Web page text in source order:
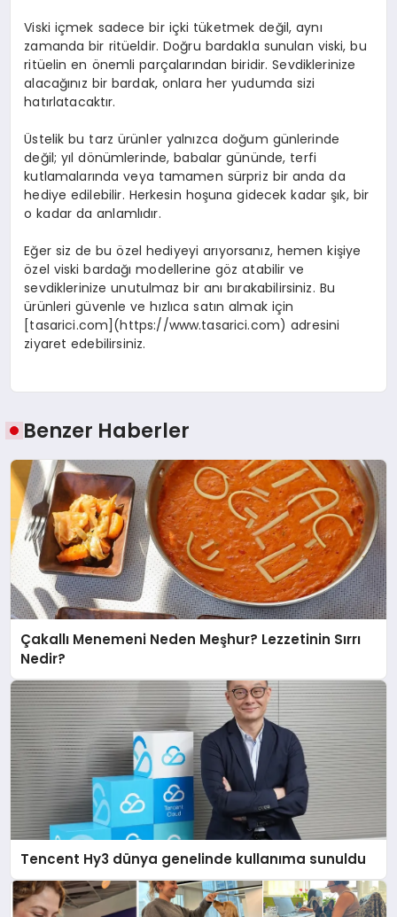
Viski içmek sadece bir içki tüketmek değil, aynı
zamanda bir ritüeldir. Doğru bardakla sunulan viski, bu
ritüelin en önemli parçalarından biridir. Sevdiklerinize
alacağınız bir bardak, onlara her yudumda sizi
hatırlatacaktır.
Üstelik bu tarz ürünler yalnızca doğum günlerinde
değil; yıl dönümlerinde, babalar gününde, terfi
kutlamalarında veya tamamen sürpriz bir anda da
hediye edilebilir. Herkesin hoşuna gidecek kadar şık, bir
o kadar da anlamlıdır.
Eğer siz de bu özel hediyeyi arıyorsanız, hemen kişiye
özel viski bardağı modellerine göz atabilir ve
sevdiklerinize unutulmaz bir anı bırakabilirsiniz. Bu
ürünleri güvenle ve hızlıca satın almak için
[tasarici.com](https://www.tasarici.com) adresini
ziyaret edebilirsiniz.
Benzer Haberler
Çakallı Menemeni Neden Meşhur? Lezzetinin Sırrı
Nedir?
Tencent Hy3 dünya genelinde kullanıma sunuldu